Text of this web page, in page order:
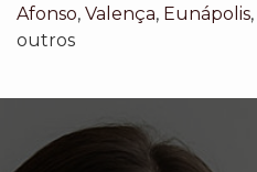
Afonso, Valença, Eunápolis,
outros